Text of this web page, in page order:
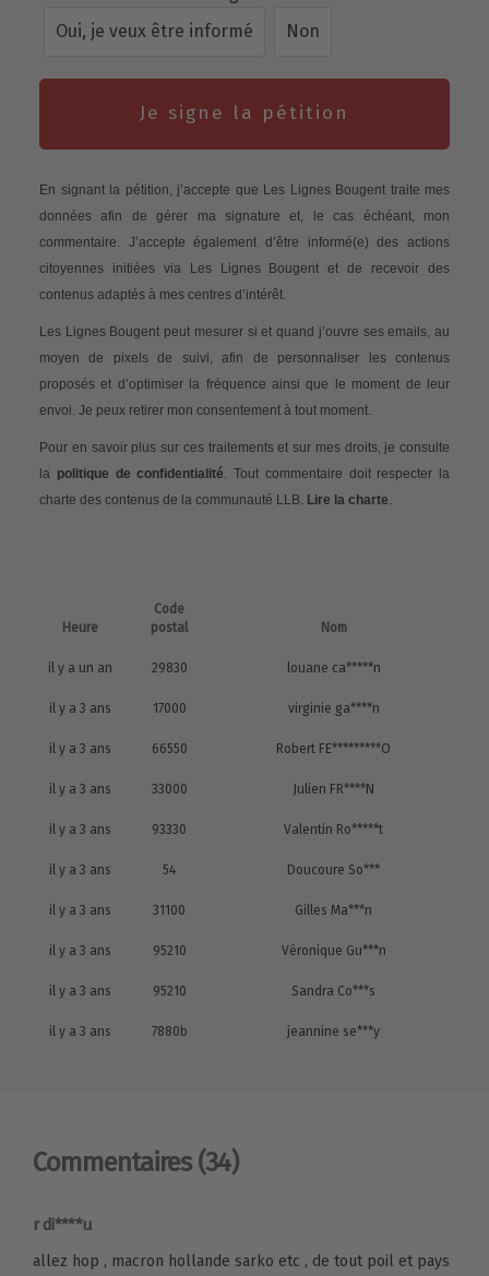
Oui, je veux être informé
Non
Je signe la pétition
En signant la pétition, j’accepte que Les Lignes Bougent traite mes
données afin de gérer ma signature et, le cas échéant, mon
commentaire. J’accepte également d’être informé(e) des actions
citoyennes initiées via Les Lignes Bougent et de recevoir des
contenus adaptés à mes centres d’intérêt.
Les Lignes Bougent peut mesurer si et quand j’ouvre ses emails, au
moyen de pixels de suivi, afin de personnaliser les contenus
proposés et d’optimiser la fréquence ainsi que le moment de leur
envoi. Je peux retirer mon consentement à tout moment.
Pour en savoir plus sur ces traitements et sur mes droits, je consulte
la politique de confidentialité . Tout commentaire doit respecter la
charte des contenus de la communauté LLB. Lire la charte
Heure
Code
postal
Nom
il y a un an 29830 louane ca*****n
il y a 3 ans 17000 virginie ga****n
il y a 3 ans 66550 Robert FE*********O
il y a 3 ans 33000 Julien FR****N
il y a 3 ans 93330 Valentin Ro*****t
il y a 3 ans 54 Doucoure So***
il y a 3 ans 31100 Gilles Ma***n
il y a 3 ans 95210 Véronique Gu***n
il y a 3 ans 95210 Sandra Co***s
il y a 3 ans 7880b jeannine se***y
Commentaires (34)
r di****u
allez hop , macron hollande sarko etc , de tout poil et pays